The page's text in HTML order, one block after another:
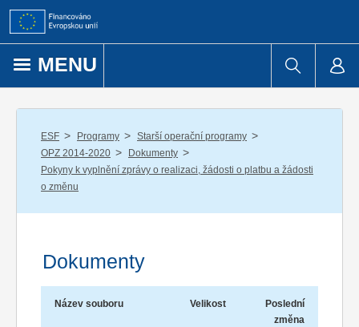
Přejít k obsahu
MENU
ESF / Programy / Starší operační programy /
OPZ 2014-2020 / Dokumenty /
Pokyny k vyplnění zprávy o realizaci, žádosti o platbu a žádosti
o změnu
Dokumenty
Název souboru Velikost
Poslední
změna